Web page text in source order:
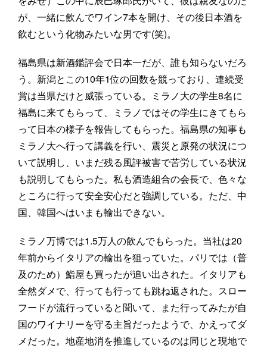
が、一緒に飲んでワイン7本を開け、その後日本酒を
飲むという化物みたいな男です(笑)。
福島県は新酒鑑評会で日本一だが、誰も知らないだろ
う。新潟とこの10年1位の回数を競っており、連続受
賞は当県だけと威張っている。ミラノ大の学生8名に
福島に来てもらって、ミラノではその学生にきてもら
って日本の様子を報告してもらった。福島県の知事も
ミラノ大へ行って講義を行い、震災と原発の状況につ
いて説明し、いまだ残る風評被害で苦労している状況
も説明してもらった。私も酒造組合の会長で、色々な
ところに行って安全安心だと強調している。ただ、中
国、韓国へはいまも輸出できない。
ミラノ万博では1.5万人の飲んでもらった。当社は20
年前からイタリアの輸出を狙っていた。パリでは（普
及のため）鮨屋も買ったが追い出された。イタリアも
全然ダメで、行っても行っても跳ね返された。スロー
フードが流行っていると聞いて、また行ってみたが自
国のワイナリーを守る主旨だったようで、かえってダ
メだった。地産地消を推進しているのは同じと現地で